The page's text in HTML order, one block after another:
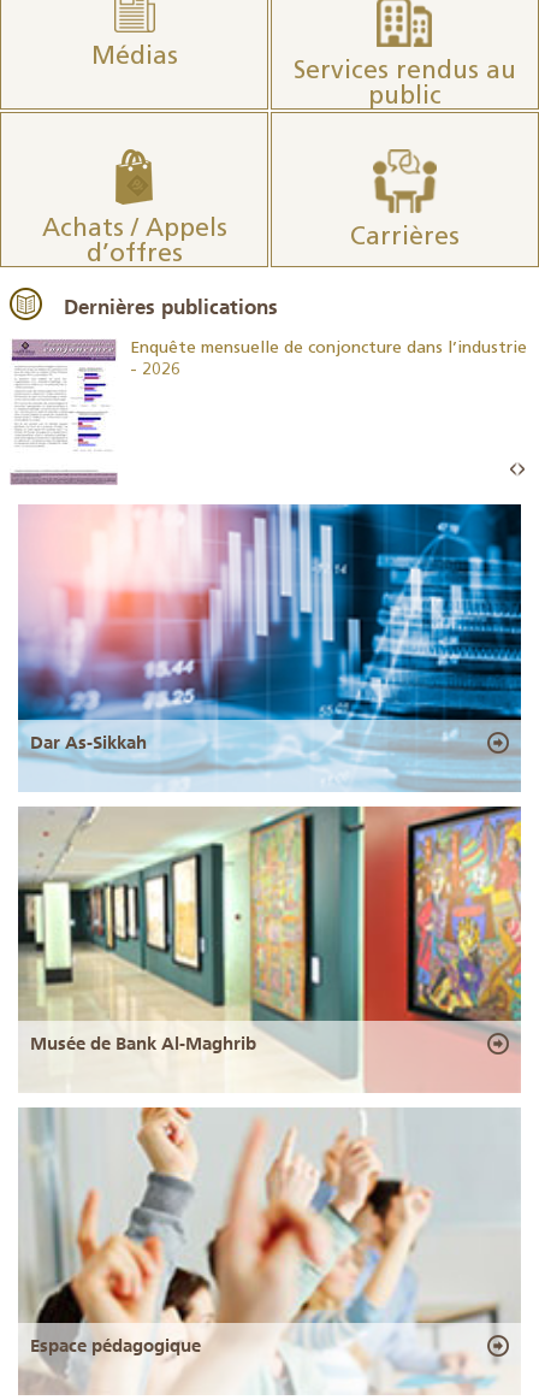
Médias
Services rendus au
public
Achats / Appels
d’offres
Carrières
Dernières publications
Enquête mensuelle de conjoncture dans l’industrie
- 2026
Dar As-Sikkah
Musée de Bank Al-Maghrib
Espace pédagogique